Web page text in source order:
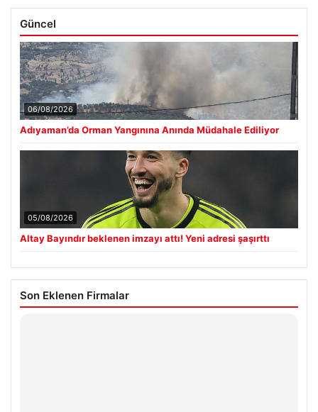
Güncel
06/08/2026
Adıyaman’da Orman Yangınına Anında Müdahale Ediliyor
05/08/2026
Altay Bayındır beklenen imzayı attı! Yeni adresi şaşırttı
Son Eklenen Firmalar